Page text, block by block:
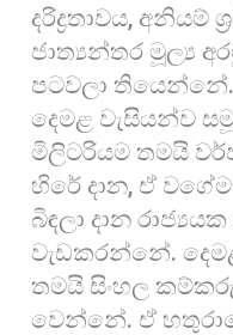
දරිද්‍රතාවය, අනියම්
ජාත්‍යන්තර මූල්‍ය
පටවලා
දෙමළ වැසියන්ව
මිලිටරියම තමයි
හිරේ දාන, ඒ
බිඳලා දාන
වැඩකරන්නේ.
තමයි සිංහල
වෙන්නේ. ඒ